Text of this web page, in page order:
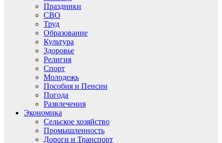
Праздники
СВО
Труд
Образование
Культура
Здоровье
Религия
Спорт
Молодежь
Пособия и Пенсии
Погода
Развлечения
Экономика
Сельское хозяйство
Промышленность
Дороги и Транспорт